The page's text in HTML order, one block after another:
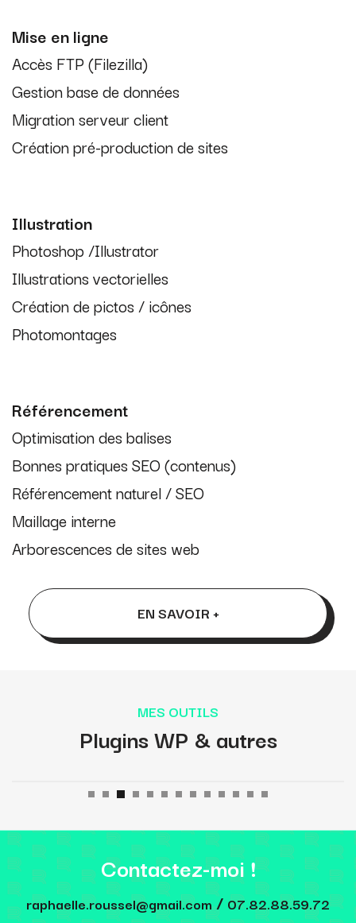
Mise en ligne
Accès FTP (Filezilla)
Gestion base de données
Migration serveur client
Création pré-production de sites
Illustration
Photoshop /Illustrator
Illustrations vectorielles
Création de pictos / icônes
Photomontages
Référencement
Optimisation des balises
Bonnes pratiques SEO (contenus)
Référencement naturel / SEO
Maillage interne
Arborescences de sites web
EN SAVOIR +
MES OUTILS
Plugins WP & autres
Contactez-moi !
raphaelle.roussel@gmail.com/ 07.82.88.59.72